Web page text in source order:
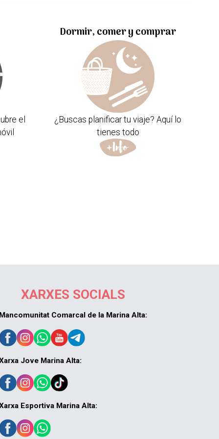
el
Dormir, comer y comprar
¿Buscas planificar tu viaje? Aquí lo
tienes todo
XARXES SOCIALS
Mancomunitat Comarcal de la Marina Alta:
Jove Marina Alta:
Esportiva Marina Alta: